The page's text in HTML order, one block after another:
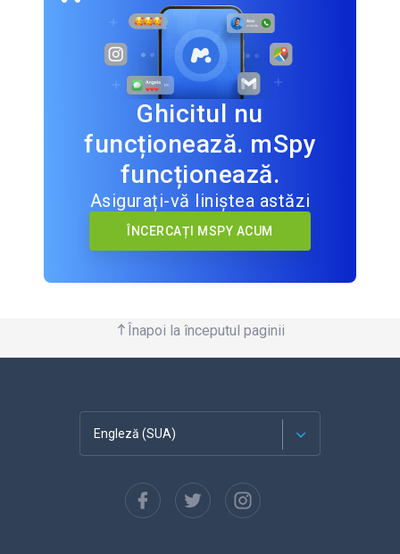
Ghicitul nu
funcționează. mSpy
funcționează.
Asigurați-vă liniștea astăzi
ÎNCERCAȚI MSPY ACUM
Înapoi la începutul paginii
Engleză (SUA)
Español